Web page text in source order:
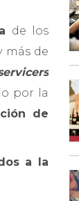
de los
más de
por la
de
a la